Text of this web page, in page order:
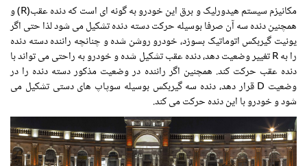
مکانیزم سیستم هیدورلیک و برق این خودرو به گونه ای است که دنده عقب(R) و
همچنین دنده سه آن صرفا بوسیله حرکت دسته دنده تشکیل می شود لذا حتی اگر
یونیت گیربکس اتوماتیک بسوزد، خودرو روشن شده و چنانچه راننده دسته دنده
را به R تغییر وضعیت دهد، دنده عقب تشکیل شده و خودرو به راحتی می تواند با
دنده عقب حرکت کند. همچنین اگر راننده در وضعیت مذکور دسته دنده را در
وضعیت D قرار دهد، دنده سه گیربکس بوسیله سوپاپ های دستی تشکیل می
شود و خودرو با این دنده حرکت می کند.